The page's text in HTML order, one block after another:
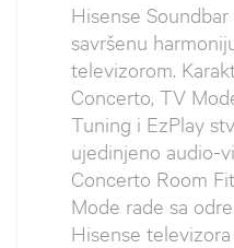
Hisense
savršenu
televizorom.
Concerto, TV
Tuning i EzPlay
ujedinjeno audio-
Concerto Room
Mode rade sa
Hisense